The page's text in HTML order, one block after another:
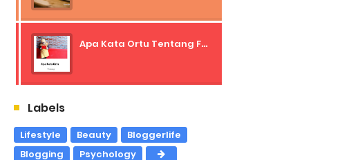
Apa Kata Ortu Tentang Freelancer?
Labels
Lifestyle Beauty
Bloggerlife
Blogging
Psychology